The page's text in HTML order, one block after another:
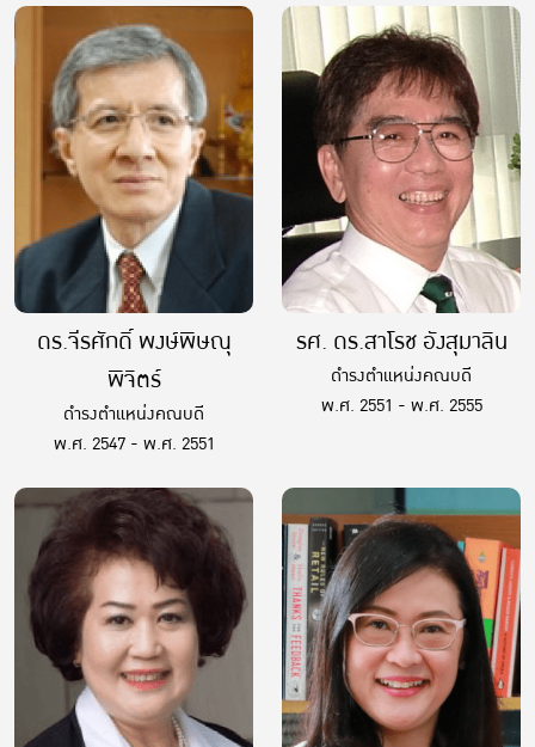
ดร.จีรศักดิ์ พงษ์พิษณุ
พิจิตร์
ดำรงตำแหน่งคณบดี
พ.ศ. 2547 - พ.ศ. 2551
รศ. ดร.สาโรช อังสุมาลิน
ดำรงตำแหน่งคณบดี
พ.ศ. 2551 - พ.ศ. 2555